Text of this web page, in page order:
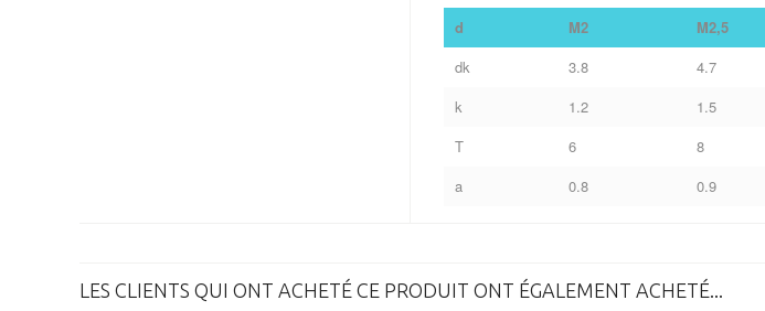
d M2 M2,5
dk
3.8 4.7
k
1.2 1.5
T
6 8
a
0.8 0.9
LES CLIENTS QUI ONT ACHETÉ CE PRODUIT ONT ÉGALEMENT ACHETÉ...